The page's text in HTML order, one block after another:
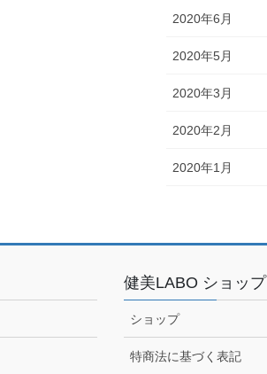
2020年6月
2020年5月
2020年3月
2020年2月
2020年1月
健美LABO ショップ
ショップ
特商法に基づく表記